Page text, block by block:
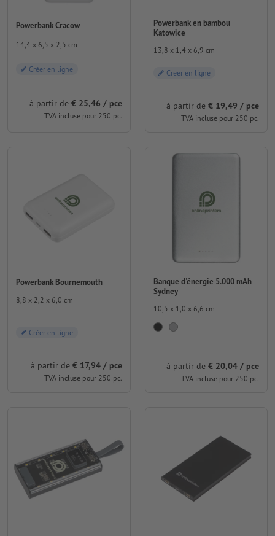
Powerbank Cracow
14,4 x 6,5 x 2,5 cm
Créer en ligne
à partir de € 25,46 / pce
TVA incluse pour 250 pc.
Powerbank en bambou
Katowice
13,8 x 1,4 x 6,9 cm
Créer en ligne
à partir de € 19,49 / pce
TVA incluse pour 250 pc.
Powerbank Bournemouth
8,8 x 2,2 x 6,0 cm
Créer en ligne
à partir de € 17,94 / pce
TVA incluse pour 250 pc.
Banque d'énergie 5.000 mAh
Sydney
10,5 x 1,0 x 6,6 cm
à partir de € 20,04 / pce
TVA incluse pour 250 pc.